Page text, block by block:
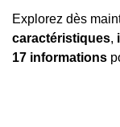
Explorez dès
caractéristiques,
17 informations